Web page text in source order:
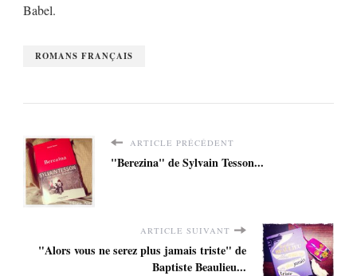
Babel.
ROMANS FRANÇAIS
ARTICLE PRÉCÉDENT
"Berezina" de Sylvain Tesson...
ARTICLE SUIVANT
"Alors vous ne serez plus jamais triste" de
Baptiste Beaulieu...